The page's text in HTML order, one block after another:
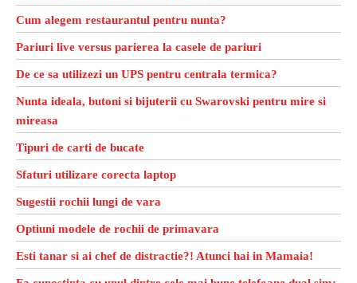
Cum alegem restaurantul pentru nunta?
Pariuri live versus parierea la casele de pariuri
De ce sa utilizezi un UPS pentru centrala termica?
Nunta ideala, butoni si bijuterii cu Swarovski pentru mire si
mireasa
Tipuri de carti de bucate
Sfaturi utilizare corecta laptop
Sugestii rochii lungi de vara
Optiuni modele de rochii de primavara
Esti tanar si ai chef de distractie?! Atunci hai in Mamaia!